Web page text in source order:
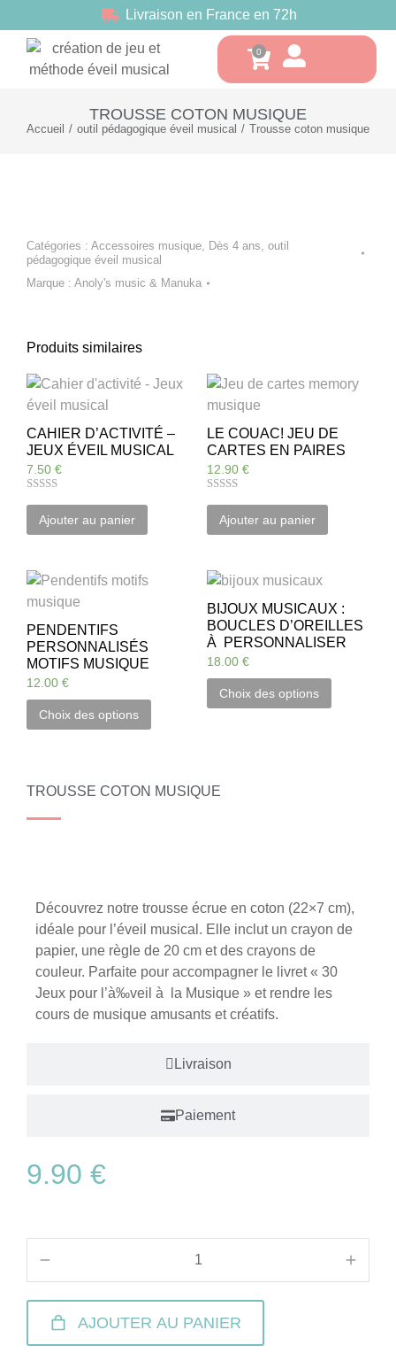
Livraison en France en 72h
TROUSSE COTON MUSIQUE
Vous êtes ici :
Accueil outil pédagogique éveil musical Trousse coton musique
Catégories : Accessoires musique, Dès 4 ans, outil
pédagogique éveil musical
Marque : Anoly's music & Manuka
Produits similaires
CAHIER D’ACTIVITÉ –
JEUX ÉVEIL MUSICAL
7.50 €
5.00
sur 5
Ajouter au panier
LE COUAC! JEU DE
CARTES EN PAIRES
12.90 €
5.00
sur 5
Ajouter au panier
PENDENTIFS
PERSONNALISÉS
MOTIFS MUSIQUE
12.00 €
Choix des options
BIJOUX MUSICAUX :
BOUCLES D’OREILLES
À PERSONNALISER
18.00 €
Choix des options
TROUSSE COTON MUSIQUE
Livraison
Paiement
Découvrez notre trousse écrue en coton (22×7 cm),
idéale pour l’éveil musical. Elle inclut un crayon de
papier, une règle de 20 cm et des crayons de
couleur. Parfaite pour accompagner le livret « 30
Jeux pour l’à‰veil à la Musique » et rendre les
cours de musique amusants et créatifs.
9.90 €
AJOUTER AU PANIER